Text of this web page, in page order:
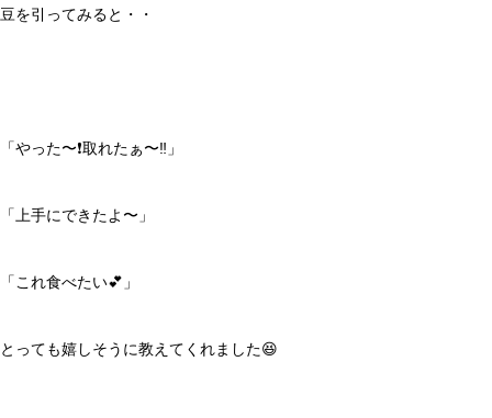
豆を引ってみると・・
「やった〜❗️取れたぁ〜‼️」
「上手にできたよ〜」
「これ食べたい💕」
とっても嬉しそうに教えてくれました😆